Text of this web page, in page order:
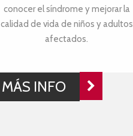
conocer el síndrome y mejorar la
calidad de vida de niños y adultos
afectados.
MÁS INFO